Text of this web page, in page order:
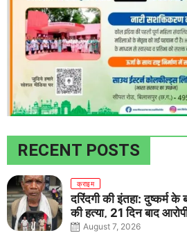
RECENT POSTS
क्राइम
दरिंदगी की इंतहा: दुष्कर्म
की हत्या, 21 दिन बाद
August 7, 2026